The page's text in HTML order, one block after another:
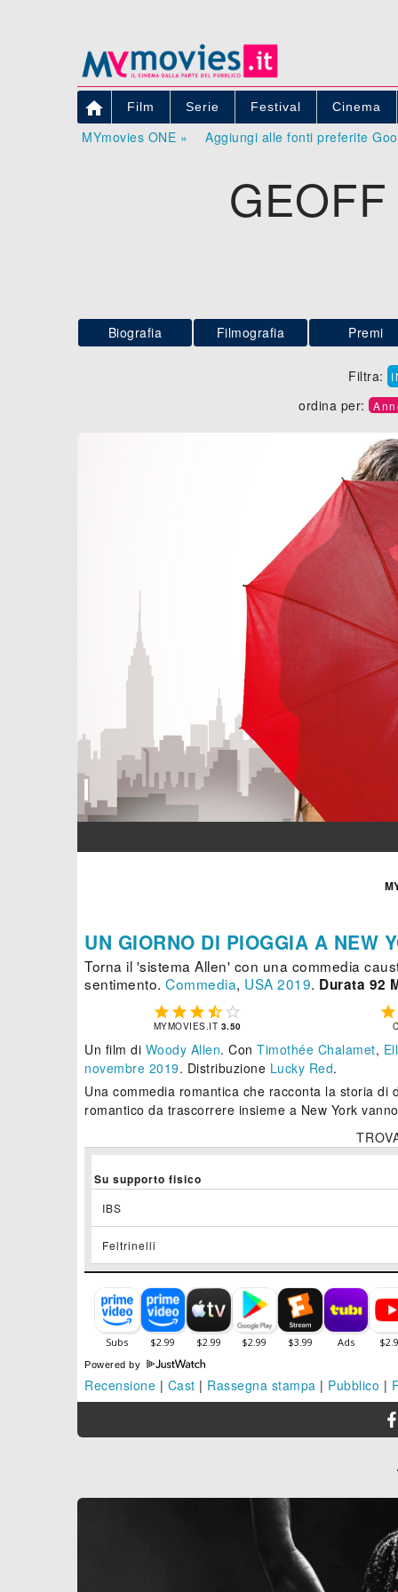
 Film Serie Festival Cinema
MYmovies ONE » Aggiungi alle fonti preferite
Biografia Filmografia Premi
Filtra:
ordina per:
UN GIORNO DI PIOGGIA A NEW
Torna il 'sistema Allen' con una commedia
sentimento. Commedia, USA 2019. Durata 92
    
MYMOVIES.IT 3.50

Un film di Woody Allen. Con Timothée Chalamet,
novembre 2019. Distribuzione Lucky Red.
Una commedia romantica che racconta la storia
romantico da trascorrere insieme a New York
Su supporto fisico
IBS
Feltrinelli
Powered by
Recensione | Cast | Rassegna stampa | Pubblico |